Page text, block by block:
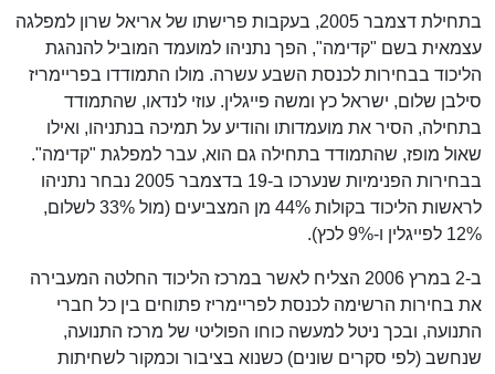
בתחילת דצמבר 2005, בעקבות פרישתו של אריאל שרון למפלגה
עצמאית בשם "קדימה", הפך נתניהו למועמד המוביל להנהגת
הליכוד בבחירות לכנסת השבע עשרה. מולו התמודדו בפריימריז
סילבן שלום, ישראל כץ ומשה פייגלין. עוזי לנדאו, שהתמודד
בתחילה, הסיר את מועמדותו והודיע על תמיכה בנתניהו, ואילו
שאול מופז, שהתמודד בתחילה גם הוא, עבר למפלגת "קדימה".
בבחירות הפנימיות שנערכו ב-19 בדצמבר 2005 נבחר נתניהו
לראשות הליכוד בקולות 44% מן המצביעים (מול 33% לשלום,
12% לפייגלין ו-9% לכץ).
ב-2 במרץ 2006 הצליח לאשר במרכז הליכוד החלטה המעבירה
את בחירות הרשימה לכנסת לפריימריז פתוחים בין כל חברי
התנועה, ובכך ניטל למעשה כוחו הפוליטי של מרכז התנועה,
שנחשב (לפי סקרים שונים) כשנוא בציבור וכמקור לשחיתות